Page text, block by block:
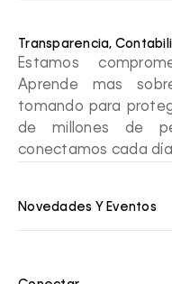
Transparencia,
Estamos
Aprende mas
tomando para
de millones de
conectamos cada
Novedades Y Eventos